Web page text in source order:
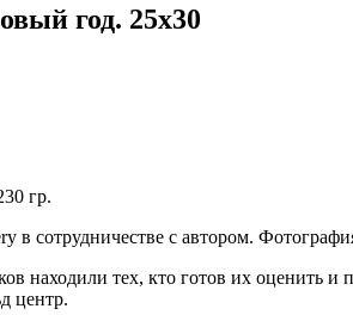
год. 25х30
гр.
в сотрудничестве с автором.
находили тех, кто готов их оценить
центр.